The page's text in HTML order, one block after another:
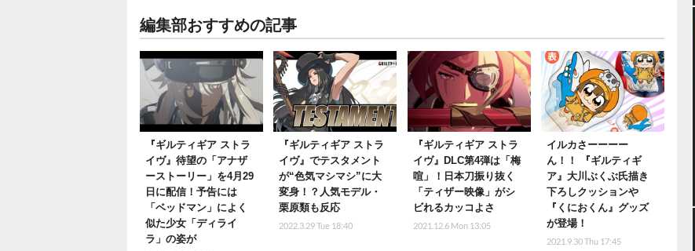
編集部おすすめの記事
『ギルティギア ストラ
イヴ』待望の「アナザ
ーストーリー」を4月29
日に配信！予告には
「ベッドマン」によく
似た少女「ディライ
ラ」の姿が
『ギルティギア ストラ
イヴ』でテスタメント
が“色気マシマシ”に大
変身！？人気モデル・
栗原類も反応
2022.3.29 Tue 18:40
『ギルティギア ストラ
イヴ』DLC第4弾は「梅
喧」！日本刀振り抜く
「ティザー映像」がシ
ビれるカッコよさ
2021.12.6 Mon 13:05
イルカさーーーー
ん！！ 『ギルティギ
ア』大川ぶくぶ氏描き
下ろしクッションや
『くにおくん』グッズ
が登場！
2021.9.30 Thu 17:45